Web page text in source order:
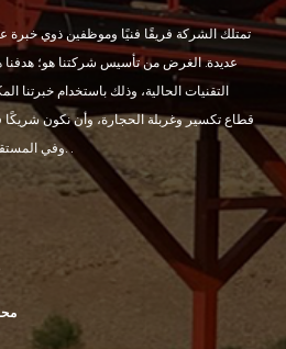
تمتلك الشركة فريقًا فنيًا وموظفين ذوي خبرة
عديدة. الغرض من تأسيس شركتنا هو؛ هدفنا
التقنيات الحالية، وذلك باستخدام
قطاع تكسير وغربلة الحجارة، وأن نكون شريكًا
وفي المستقبل من خلال قطع الغيار والخدمات. .